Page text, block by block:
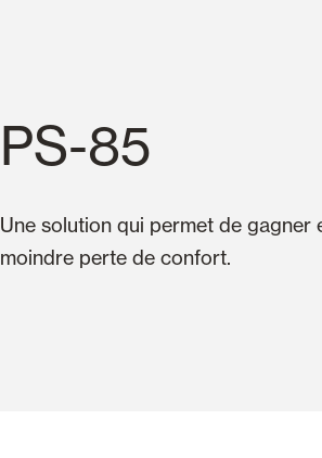
PS-85
Une solution qui permet de gagner
moindre perte de confort.